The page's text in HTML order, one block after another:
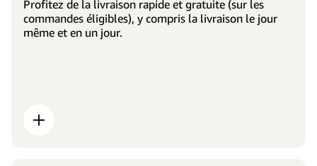
Profitez de la livraison rapide et gratuite (sur les
commandes éligibles), y compris la livraison le jour
même et en un jour.